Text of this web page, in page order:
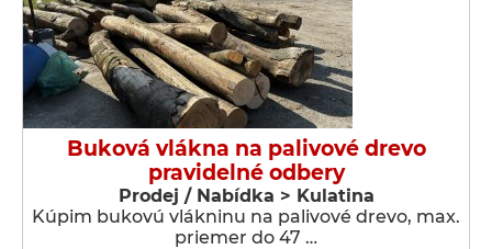
Buková vlákna na palivové drevo
pravidelné odbery
Prodej / Nabídka > Kulatina
Kúpim bukovú vlákninu na palivové drevo, max.
priemer do 47 …